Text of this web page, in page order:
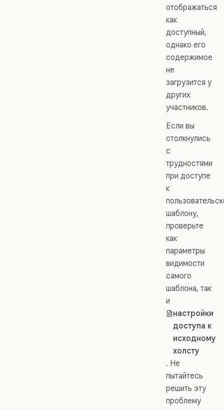
отображаться
как
доступный,
однако его
содержимое
не
загрузится у
других
участников.
Если вы
столкнулись
с
трудностями
при доступе
к
шаблону,
проверьте
как
параметры
видимости
самого
шаблона, так
и
настройки
доступа к
исходному
холсту
. Не
пытайтесь
решить эту
проблему